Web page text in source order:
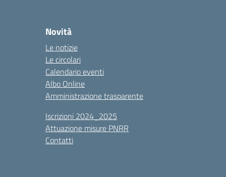
Novità
Le notizie
Le circolari
Calendario eventi
Albo Online
Amministrazione trasparente
Iscrizioni 2024_2025
Attuazione misure PNRR
Contatti